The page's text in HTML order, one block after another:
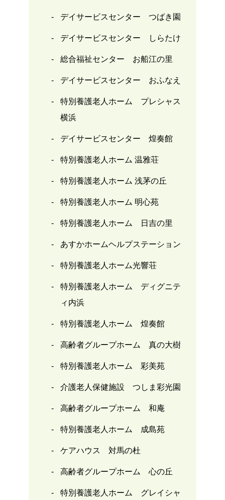
デイサービスセンター つばき園
デイサービスセンター しらたけ
総合福祉センター お船江の里
デイサービスセンター おふなえ
特別養護老人ホーム プレシャス
横浜
デイサービスセンター 煌奏館
特別養護老人ホーム 温雅荘
特別養護老人ホーム 浅茅の丘
特別養護老人ホーム 明心苑
特別養護老人ホーム 日吉の里
あすかホームヘルプステーション
特別養護老人ホーム光響荘
特別養護老人ホーム ディグニテ
ィ内浜
特別養護老人ホーム 煌奏館
高齢者グループホーム 真の大樹
特別養護老人ホーム 彩美苑
介護老人保健施設 つしま彩光園
高齢者グループホーム 和庵
特別養護老人ホーム 成島苑
ケアハウス 対馬の杜
高齢者グループホーム 心の丘
特別養護老人ホーム グレイシャ